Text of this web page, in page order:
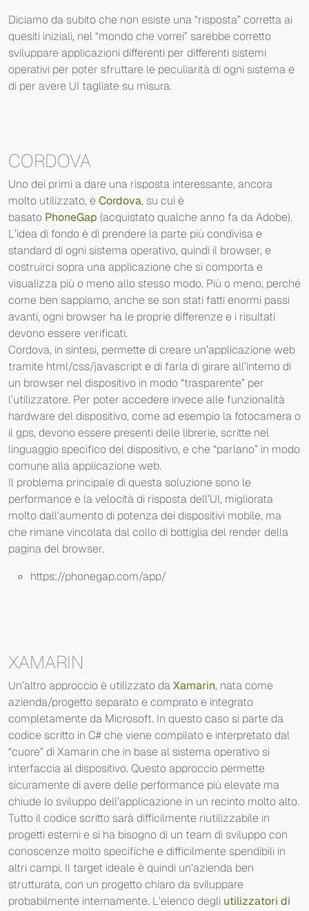
Diciamo da subito che non esiste una “risposta” corretta ai
quesiti iniziali, nel “mondo che vorrei” sarebbe corretto
sviluppare applicazioni differenti per differenti sistemi
operativi per poter sfruttare le peculiarità di ogni sistema e
di per avere UI tagliate su misura.
CORDOVA
Uno dei primi a dare una risposta interessante, ancora
molto utilizzato, è Cordova, su cui è
basato PhoneGap (acquistato qualche anno fa da Adobe).
L’idea di fondo è di prendere la parte più condivisa e
standard di ogni sistema operativo, quindi il browser, e
costruirci sopra una applicazione che si comporta e
visualizza più o meno allo stesso modo. Più o meno, perché
come ben sappiamo, anche se son stati fatti enormi passi
avanti, ogni browser ha le proprie differenze e i risultati
devono essere verificati.
Cordova, in sintesi, permette di creare un’applicazione web
tramite html/css/javascript e di farla di girare all’interno di
un browser nel dispositivo in modo “trasparente” per
l’utilizzatore. Per poter accedere invece alle funzionalità
hardware del dispositivo, come ad esempio la fotocamera o
il gps, devono essere presenti delle librerie, scritte nel
linguaggio specifico del dispositivo, e che “parlano” in modo
comune alla applicazione web.
Il problema principale di questa soluzione sono le
performance e la velocità di risposta dell’UI, migliorata
molto dall’aumento di potenza dei dispositivi mobile, ma
che rimane vincolata dal collo di bottiglia del render della
pagina del browser.
https://phonegap.com/app/
XAMARIN
Un’altro approccio è utilizzato daXamarin, nata come
azienda/progetto separato e comprato e integrato
completamente da Microsoft. In questo caso si parte da
codice scritto in C# che viene compilato e interpretato dal
“cuore” di Xamarin che in base al sistema operativo si
interfaccia al dispositivo. Questo approccio permette
sicuramente di avere delle performance più elevate ma
chiude lo sviluppo dell’applicazione in un recinto molto alto.
Tutto il codice scritto sarà difficilmente riutilizzabile in
progetti esterni e si ha bisogno di un team di sviluppo con
conoscenze molto specifiche e difficilmente spendibili in
altri campi. Il target ideale è quindi un’azienda ben
strutturata, con un progetto chiaro da sviluppare
probabilmente internamente. L’elenco degli utilizzatori di